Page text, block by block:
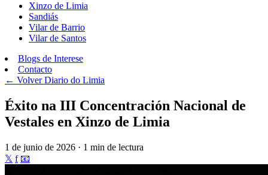
Xinzo de Limia
Sandiás
Vilar de Barrio
Vilar de Santos
Blogs de Interese
Contacto
← VolverDiario do Limia
Éxito na III Concentración Nacional de
Vestales en Xinzo de Limia
1 de junio de 2026 · 1 min de lectura
𝕏 f 📧